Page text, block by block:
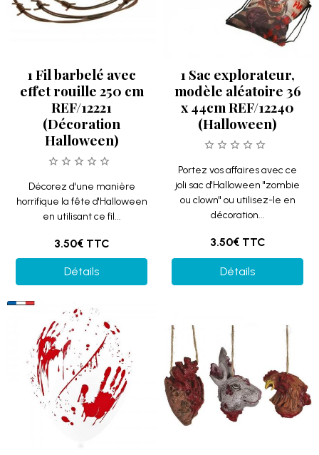
1 Fil barbelé avec
effet rouille 250 cm
REF/12221
(Décoration
Halloween)
Décorez d'une manière
horrifique la fête d'Halloween
en utilisant ce fil...
3.50€ TTC
Détails
1 Sac explorateur,
modèle aléatoire 36
x 44cm REF/12240
(Halloween)
Portez vos affaires avec ce
joli sac d'Halloween "zombie
ou clown" ou utilisez-le en
décoration...
3.50€ TTC
Détails